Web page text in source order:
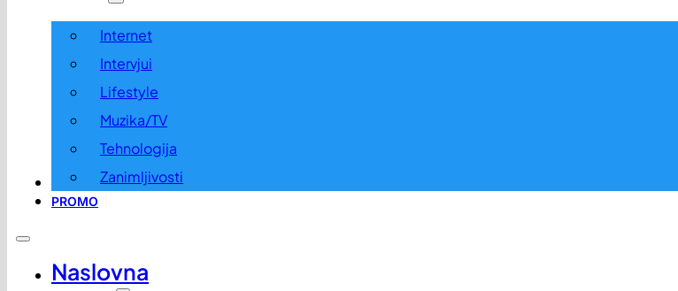
Internet
Intervjui
Lifestyle
Muzika/TV
Tehnologija
Zanimljivosti
OGLASI I KONKURSI
PROMO
Naslovna